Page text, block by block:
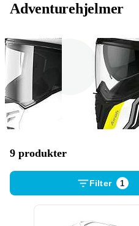
Adventurehjelmer
9 produkter
Filter 1